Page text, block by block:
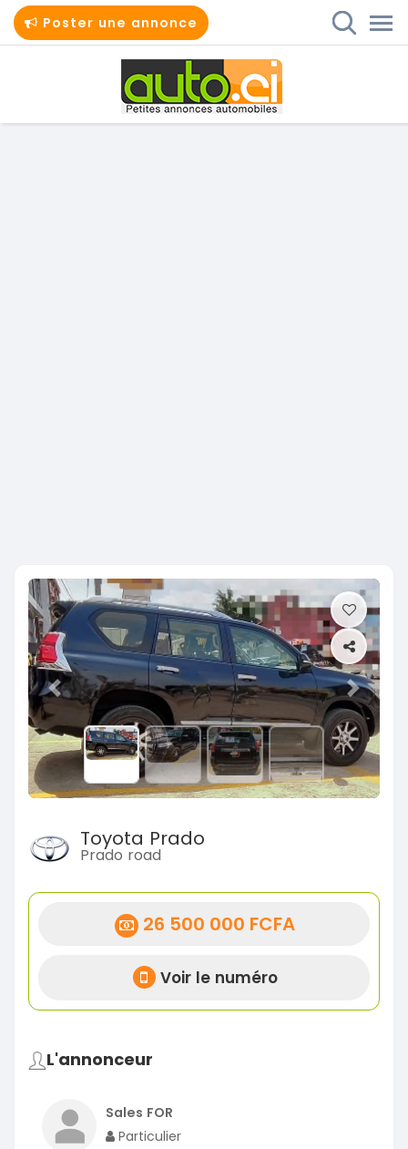
Poster une annonce
Previous Next
Toyota Prado
Prado road
26 500 000 FCFA
Voir le numéro
L'annonceur
Sales FOR
Particulier